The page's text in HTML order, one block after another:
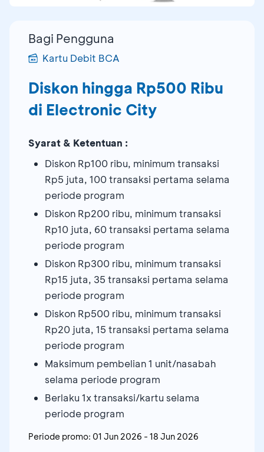
Bagi Pengguna
Kartu Debit BCA
Diskon hingga Rp500 Ribu
di Electronic City
Syarat & Ketentuan :
Diskon Rp100 ribu, minimum transaksi
Rp5 juta, 100 transaksi pertama selama
periode program
Diskon Rp200 ribu, minimum transaksi
Rp10 juta, 60 transaksi pertama selama
periode program
Diskon Rp300 ribu, minimum transaksi
Rp15 juta, 35 transaksi pertama selama
periode program
Diskon Rp500 ribu, minimum transaksi
Rp20 juta, 15 transaksi pertama selama
periode program
Maksimum pembelian 1 unit/nasabah
selama periode program
Berlaku 1x transaksi/kartu selama
periode program
Periode promo: 01 Jun 2026 - 18 Jun 2026